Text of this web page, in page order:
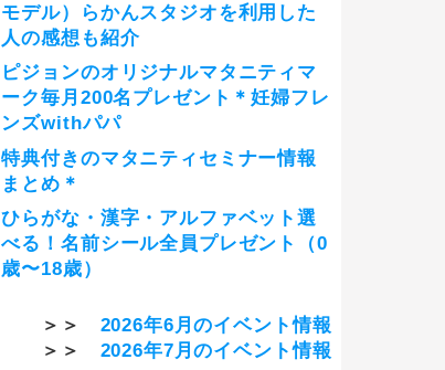
モデル）らかんスタジオを利用した
人の感想も紹介
ピジョンのオリジナルマタニティマ
ーク毎月200名プレゼント＊妊婦フレ
ンズwithパパ
特典付きのマタニティセミナー情報
まとめ＊
ひらがな・漢字・アルファベット選
べる！名前シール全員プレゼント（0
歳〜18歳）
＞＞ 2026年6月のイベント情報
＞＞ 2026年7月のイベント情報